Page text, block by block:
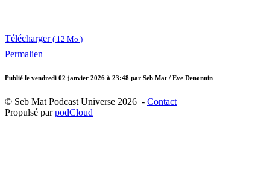
Télécharger ( 12 Mo )
Permalien
Publié le vendredi 02 janvier 2026 à 23:48 par Seb Mat / Eve Denonnin
© Seb Mat Podcast Universe 2026 - Contact
Propulsé parpodCloud